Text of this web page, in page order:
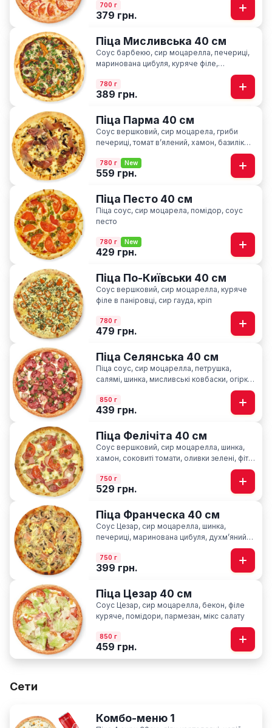
700 г
379 грн.
Піца Мисливська 40 см
Соус барбекю, сир моцарелла, печериці,
маринована цибуля, куряче філе,
мисливські ковбаски, ароматна петрушка
780 г
389 грн.
Піца Парма 40 см
Соус вершковий, сир моцарела, гриби
печериці, томат вʼялений, хамон, базилік
780 г New
559 грн.
Піца Песто 40 см
Піца соус, сир моцарела, помідор, соус
песто
780 г New
429 грн.
Піца По-Київськи 40 см
Соус вершковий, сир моцарелла, куряче
філе в паніровці, cир гауда, кріп
780 г
479 грн.
Піца Селянська 40 см
Піца соус, сир моцарелла, петрушка,
салямі, шинка, мисливські ковбаски, огірки
850 г
439 грн.
Піца Фелічіта 40 см
Соус вершковий, сир моцарелла, шинка,
хамон, соковиті томати, оливки зелені, фіта,
750 г
529 грн.
Піца Франческа 40 см
Соус Цезар, сир моцарелла, шинка,
печериці, маринована цибуля, духмʼяний
750 г
399 грн.
Піца Цезар 40 см
Соус Цезар, сир моцарелла, бекон, філе
куряче, помідори, пармезан, мікс салату
850 г
459 грн.
Сети
Комбо-меню 1